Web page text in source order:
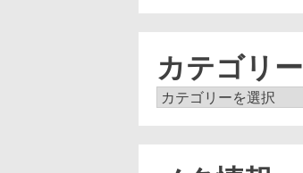
カテゴリー
カ